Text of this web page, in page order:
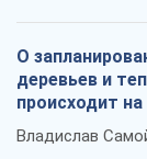
О
деревьев и
происходит
Владислав